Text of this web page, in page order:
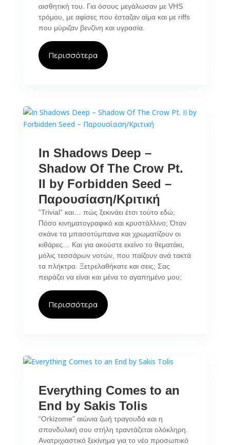
αισθητική του. Για όσους μεγάλωσαν με VHS
τρόμου, με αφίσες που έσταζαν αίμα και με riffs
που μύριζαν βενζίνη και υγρασία.
Περισσότερα
In Shadows Deep –
Shadow Of The Crow Pt.
II by Forbidden Seed –
Παρουσίαση/Κριτική
“Trivial” και… πώς ξεκινάει έτσι τούτο εδώ;
Πόσο κινηματογραφικό και κρυστάλλινο; Όταν
σκάνε τα μπασοτύμπανα και χρωματίζουν οι
κιθάρες… Και για ακούστε εκείνο το θεματάκι,
μόλις τεσσάρων νοτών, που παίζουν ανά τακτά
τα πλήκτρα. Ξετρελαθήκατε και σεις; Σας
πειράζει να είναι και μένα το αγαπημένο μου;
Περισσότερα
Everything Comes to an
End by Sakis Tolis
“Orkizome” αιώνια ζωή τραγουδά και η
σπονδυλική σου στήλη τραντάζεται ολόκληρη.
Ανατριχιαστικό ξεκίνημα για το νέο προσωπικό